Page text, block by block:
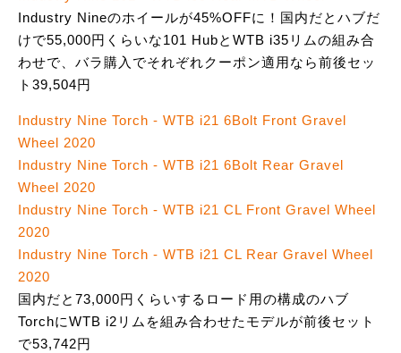
Industry Nineのホイールが45%OFFに！国内だとハブだ
けで55,000円くらいな101 HubとWTB i35リムの組み合
わせで、バラ購入でそれぞれクーポン適用なら前後セッ
ト39,504円
Industry Nine Torch - WTB i21 6Bolt Front Gravel
Wheel 2020
Industry Nine Torch - WTB i21 6Bolt Rear Gravel
Wheel 2020
Industry Nine Torch - WTB i21 CL Front Gravel Wheel
2020
Industry Nine Torch - WTB i21 CL Rear Gravel Wheel
2020
国内だと73,000円くらいするロード用の構成のハブ
TorchにWTB i2リムを組み合わせたモデルが前後セット
で53,742円